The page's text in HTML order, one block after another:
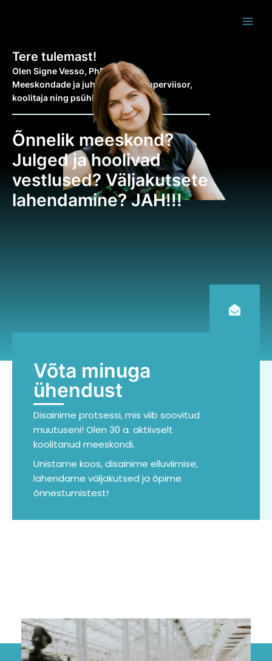
Tere tulemast!
Olen Signe Vesso, PhD
Meeskondade ja juhtide coach, superviisor,
koolitaja ning psühhoterapeut
Õnnelik meeskond?
Julged ja hoolivad
vestlused? Väljakutsete
lahendamine? JAH!!!
Võta minuga
ühendust
Disainime protsessi, mis viib soovitud
muutuseni! Olen 30 a. aktiivselt
koolitanud meeskondi.
Unistame koos,disainime elluviimise,
lahendame väljakutsed ja õpime
õnnestumistest!